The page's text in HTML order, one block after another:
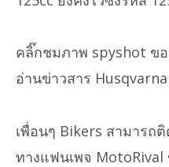
คลิ๊กชมภาพ spyshot ข
อ่านข่าวสาร
เพื่อนๆ Bikers สามารถ
ทางแฟนเพจ MotoRival